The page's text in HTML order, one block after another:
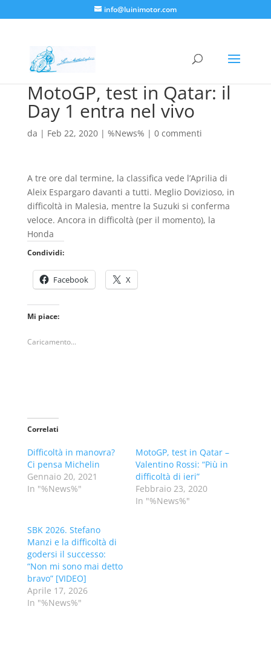
info@luinimotor.com
MotoGP, test in Qatar: il
Day 1 entra nel vivo
da | Feb 22, 2020| %News% | 0 commenti
A tre ore dal termine, la classifica vede l’Aprilia di
Aleix Espargaro davanti a tutti. Meglio Dovizioso, in
difficoltà in Malesia, mentre la Suzuki si conferma
veloce. Ancora in difficoltà (per il momento), la
Honda
Condividi:
Facebook X
Mi piace:
Caricamento...
Correlati
Difficoltà in manovra?
Ci pensa Michelin
Gennaio 20, 2021
In "%News%"
MotoGP, test in Qatar –
Valentino Rossi: “Più in
difficoltà di ieri”
Febbraio 23, 2020
In "%News%"
SBK 2026. Stefano
Manzi e la difficoltà di
godersi il successo:
“Non mi sono mai detto
bravo” [VIDEO]
Aprile 17, 2026
In "%News%"